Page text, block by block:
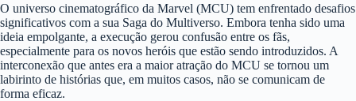
O universo cinematográfico da Marvel (MCU) tem enfrentado desafios
significativos com a sua Saga do Multiverso. Embora tenha sido uma
ideia empolgante, a execução gerou confusão entre os fãs,
especialmente para os novos heróis que estão sendo introduzidos. A
interconexão que antes era a maior atração do MCU se tornou um
labirinto de histórias que, em muitos casos, não se comunicam de
forma eficaz.